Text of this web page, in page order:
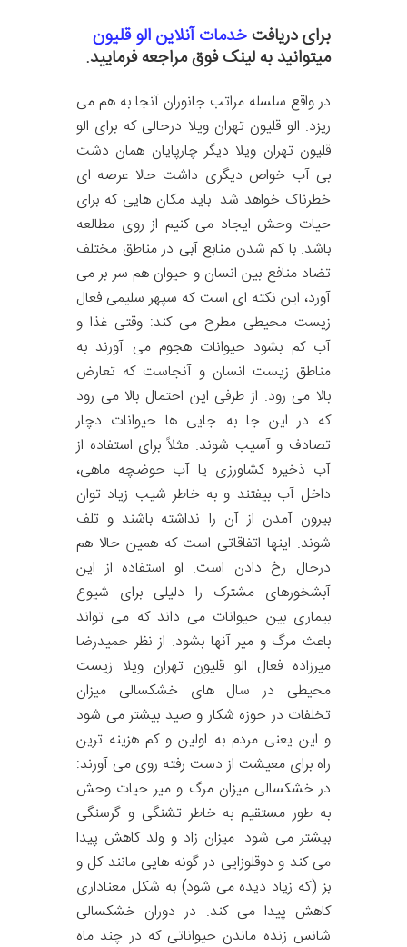
برای دریافتخدمات آنلاین الو قلیون
میتوانید به لینک فوق مراجعه فرمایید.
در واقع سلسله مراتب جانوران آنجا به هم می
ریزد. الو قلیون تهران ویلا درحالی که برای الو
قلیون تهران ویلا دیگر چارپایان همان دشت
بی آب خواص دیگری داشت حالا عرصه ای
خطرناک خواهد شد. باید مکان هایی که برای
حیات وحش ایجاد می کنیم از روی مطالعه
باشد. با کم شدن منابع آبی در مناطق مختلف
تضاد منافع بین انسان و حیوان هم سر بر می
آورد، این نکته ای است که سپهر سلیمی فعال
زیست محیطی مطرح می کند: وقتی غذا و
آب کم بشود حیوانات هجوم می آورند به
مناطق زیست انسان و آنجاست که تعارض
بالا می رود. از طرفی این احتمال بالا می رود
که در این جا به جایی ها حیوانات دچار
تصادف و آسیب شوند. مثلاً برای استفاده از
آب ذخیره کشاورزی یا آب حوضچه ماهی،
داخل آب بیفتند و به خاطر شیب زیاد توان
بیرون آمدن از آن را نداشته باشند و تلف
شوند. اینها اتفاقاتی است که همین حالا هم
درحال رخ دادن است. او استفاده از این
آبشخورهای مشترک را دلیلی برای شیوع
بیماری بین حیوانات می داند که می تواند
باعث مرگ و میر آنها بشود. از نظر حمیدرضا
میرزاده فعال الو قلیون تهران ویلا زیست
محیطی در سال های خشکسالی میزان
تخلفات در حوزه شکار و صید بیشتر می شود
و این یعنی مردم به اولین و کم هزینه ترین
راه برای معیشت از دست رفته روی می آورند:
در خشکسالی میزان مرگ و میر حیات وحش
به طور مستقیم به خاطر تشنگی و گرسنگی
بیشتر می شود. میزان زاد و ولد کاهش پیدا
می کند و دوقلوزایی در گونه هایی مانند کل و
بز (که زیاد دیده می شود) به شکل معناداری
کاهش پیدا می کند. در دوران خشکسالی
شانس زنده ماندن حیواناتی که در چند ماه